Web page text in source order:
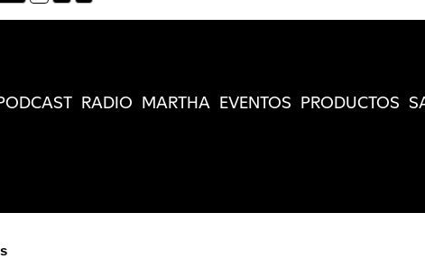
RADIO MARTHA EVENTOS PRODUCTOS